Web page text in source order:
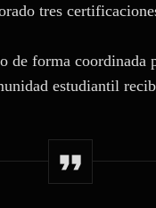
tres
de forma
estudiantil